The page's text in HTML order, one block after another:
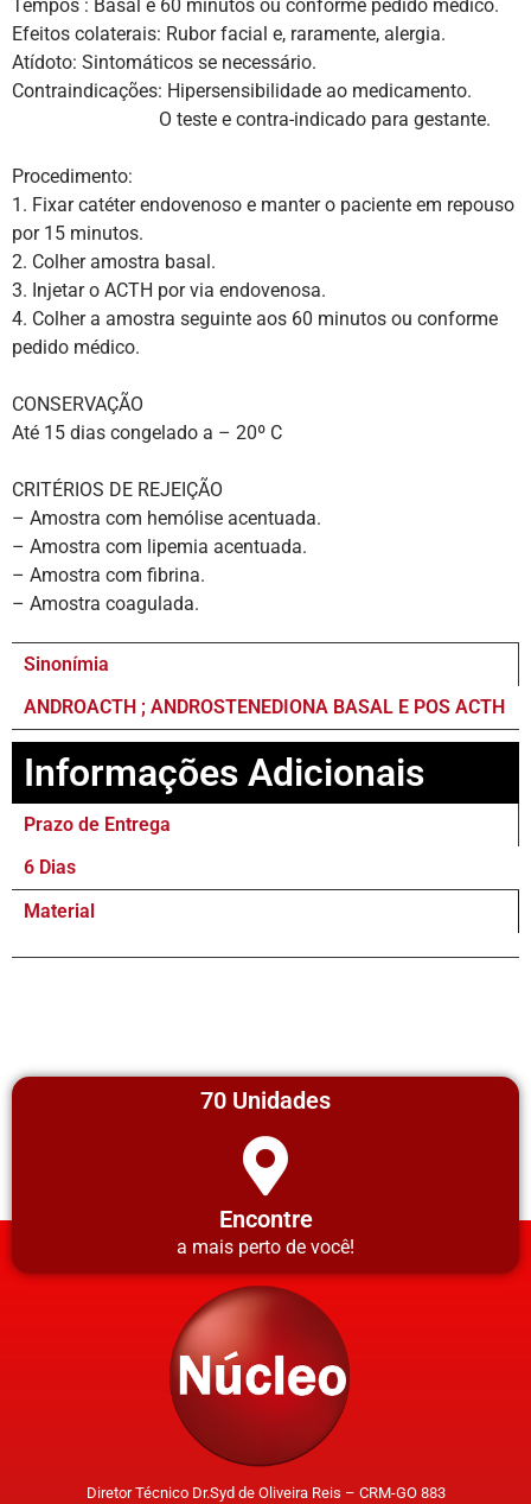
Tempos : Basal e 60 minutos ou conforme pedido médico.
Efeitos colaterais: Rubor facial e, raramente, alergia.
Atídoto: Sintomáticos se necessário.
Contraindicações: Hipersensibilidade ao medicamento.
O teste e contra-indicado para gestante.
Procedimento:
1. Fixar catéter endovenoso e manter o paciente em repouso
por 15 minutos.
2. Colher amostra basal.
3. Injetar o ACTH por via endovenosa.
4. Colher a amostra seguinte aos 60 minutos ou conforme
pedido médico.
CONSERVAÇÃO
Até 15 dias congelado a – 20º C
CRITÉRIOS DE REJEIÇÃO
– Amostra com hemólise acentuada.
– Amostra com lipemia acentuada.
– Amostra com fibrina.
– Amostra coagulada.
Sinonímia
ANDROACTH ; ANDROSTENEDIONA BASAL E POS ACTH
Informações Adicionais
Prazo de Entrega
6 Dias
Material
70 Unidades
Encontre
a mais perto de você!
Diretor Técnico Dr.Syd de Oliveira Reis – CRM-GO 883